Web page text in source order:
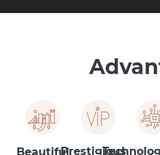
Prestigious
Beautiful